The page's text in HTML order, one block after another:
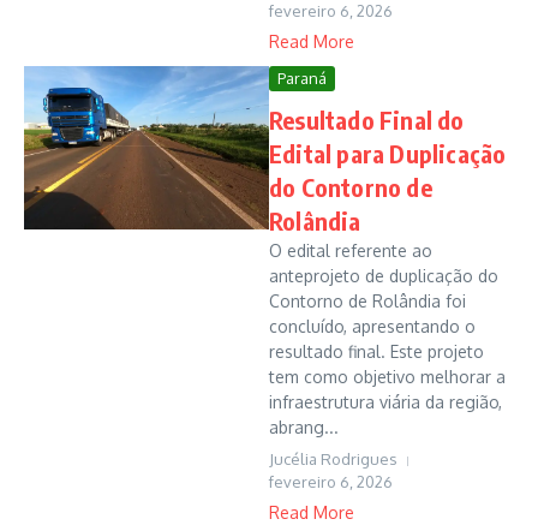
fevereiro 6, 2026
Read More
Paraná
Resultado Final do
Edital para Duplicação
do Contorno de
Rolândia
O edital referente ao
anteprojeto de duplicação do
Contorno de Rolândia foi
concluído, apresentando o
resultado final. Este projeto
tem como objetivo melhorar a
infraestrutura viária da região,
abrang...
Jucélia Rodrigues
fevereiro 6, 2026
Read More